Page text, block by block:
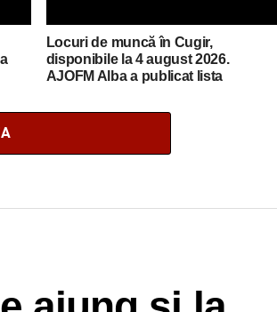
Locuri de muncă în Cugir,
disponibile la 4 august 2026.
AJOFM Alba a publicat lista